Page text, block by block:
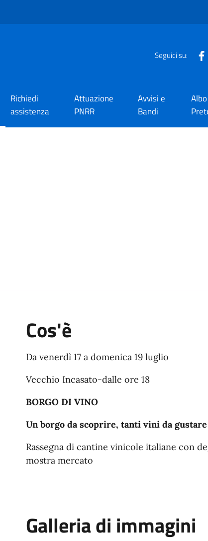
Seguici su:
Richiedi
assistenza
Attuazione
PNRR
Avvisi e
Bandi
Albo
Cos'è
Da venerdì 17 a domenica 19 luglio
Vecchio Incasato-dalle ore 18
BORGO DI VINO
Un borgo da scoprire, tanti vini da gustare
Rassegna di cantine vinicole italiane con
mostra mercato
Galleria di immagini